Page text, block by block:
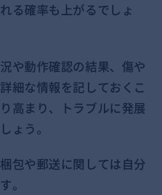
る確率も上がるでしょ
や動作確認の結果、傷や
細な情報を記しておくこ
高まり、トラブルに発展
ょう。
包や郵送に関しては自分
。